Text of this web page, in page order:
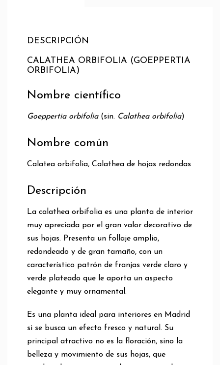
DESCRIPCIÓN
CALATHEA ORBIFOLIA (GOEPPERTIA
ORBIFOLIA)
Nombre científico
Goeppertia orbifolia(sin. Calathea orbifolia)
Nombre común
Calatea orbifolia, Calathea de hojas redondas
Descripción
La calathea orbifolia es una planta de interior
muy apreciada por el gran valor decorativo de
sus hojas. Presenta un follaje amplio,
redondeado y de gran tamaño, con un
característico patrón de franjas verde claro y
verde plateado que le aporta un aspecto
elegante y muy ornamental.
Es una planta ideal para interiores en Madrid
si se busca un efecto fresco y natural. Su
principal atractivo no es la floración, sino la
belleza y movimiento de sus hojas, que